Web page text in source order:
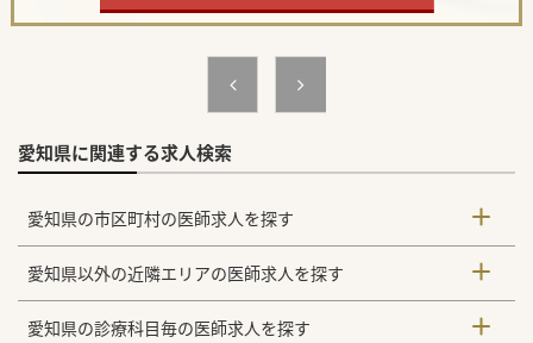
愛知県に関連する求人検索
愛知県の市区町村の医師求人を探す
愛知県以外の近隣エリアの医師求人を探す
愛知県の診療科目毎の医師求人を探す